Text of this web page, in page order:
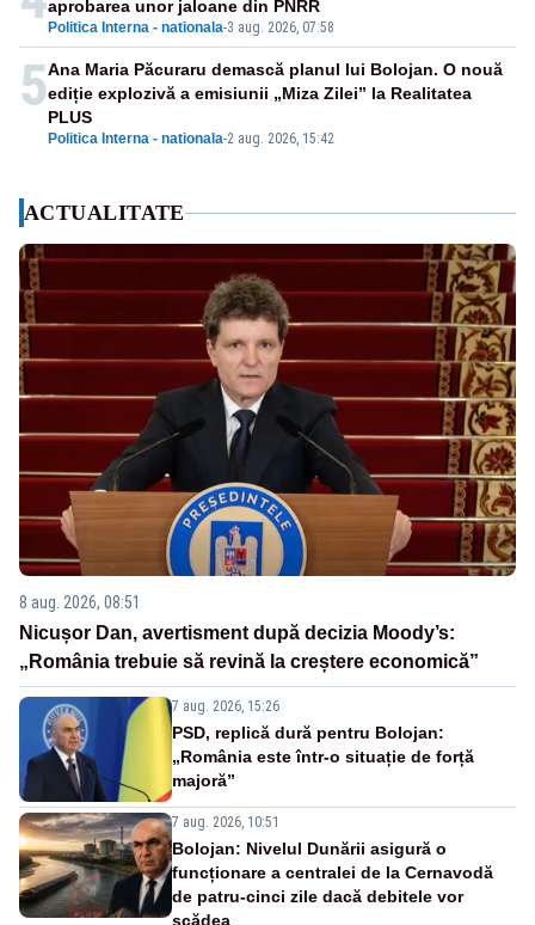
Politica Interna - nationala-3 aug. 2026, 07:58
aprobarea unor jaloane din PNRR
5
Politica Interna - nationala-2 aug. 2026, 15:42
Ana Maria Păcuraru demască planul lui Bolojan. O nouă
ediție explozivă a emisiunii „Miza Zilei” la Realitatea
PLUS
ACTUALITATE
8 aug. 2026, 08:51
Nicușor Dan, avertisment după decizia Moody’s:
„România trebuie să revină la creștere economică”
7 aug. 2026, 15:26
PSD, replică dură pentru Bolojan:
„România este într-o situație de forță
majoră”
7 aug. 2026, 10:51
Bolojan: Nivelul Dunării asigură o
funcționare a centralei de la Cernavodă
de patru-cinci zile dacă debitele vor
scădea